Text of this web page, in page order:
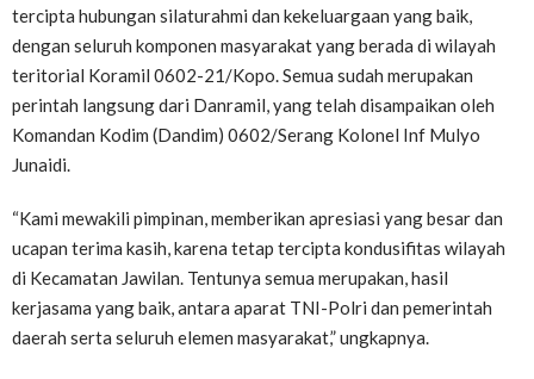
tercipta hubungan silaturahmi dan kekeluargaan yang baik,
dengan seluruh komponen masyarakat yang berada di wilayah
teritorial Koramil 0602-21/Kopo. Semua sudah merupakan
perintah langsung dari Danramil, yang telah disampaikan oleh
Komandan Kodim (Dandim) 0602/Serang Kolonel Inf Mulyo
Junaidi.
“Kami mewakili pimpinan, memberikan apresiasi yang besar dan
ucapan terima kasih, karena tetap tercipta kondusifitas wilayah
di Kecamatan Jawilan. Tentunya semua merupakan, hasil
kerjasama yang baik, antara aparat TNI-Polri dan pemerintah
daerah serta seluruh elemen masyarakat,” ungkapnya.